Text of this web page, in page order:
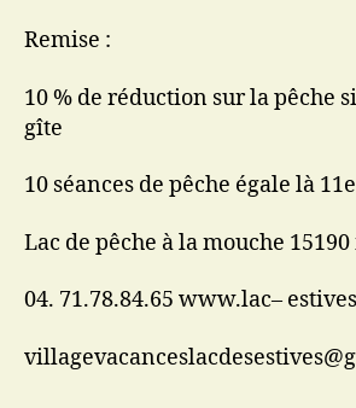
Remise :
10 % de réduction sur la pêche
gîte
10 séances de pêche égale là
Lac de pêche à la mouche
04. 71.78.84.65 www.lac–